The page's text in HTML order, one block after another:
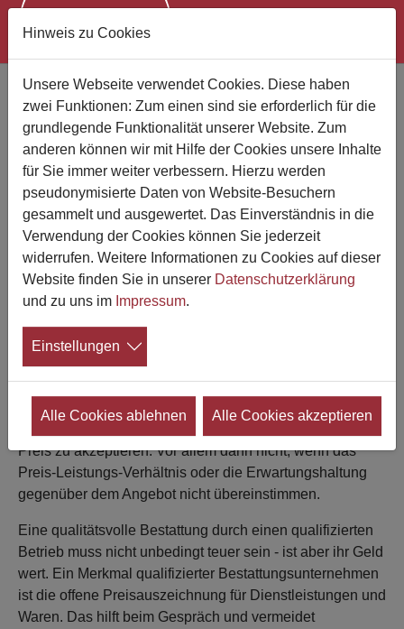
Leistungen und Preise
qualifizierter Betriebe
Qualität hat ihren Preis. Die meisten Menschen sind aber
Preis zu akzeptieren. Vor allem dann nicht, wenn das
Preis-Leistungs-Verhältnis oder die Erwartungshaltung
gegenüber dem Angebot nicht übereinstimmen.
Eine qualitätsvolle Bestattung durch einen qualifizierten
Betrieb muss nicht unbedingt teuer sein - ist aber ihr Geld
wert. Ein Merkmal qualifizierter Bestattungsunternehmen
ist die offene Preisauszeichnung für Dienstleistungen und
Waren. Das hilft beim Gespräch und vermeidet
Hinweis zu Cookies
Unsere Webseite verwendet Cookies. Diese haben
zwei Funktionen: Zum einen sind sie erforderlich für die
grundlegende Funktionalität unserer Website. Zum
anderen können wir mit Hilfe der Cookies unsere Inhalte
für Sie immer weiter verbessern. Hierzu werden
pseudonymisierte Daten von Website-Besuchern
gesammelt und ausgewertet. Das Einverständnis in die
Verwendung der Cookies können Sie jederzeit
widerrufen. Weitere Informationen zu Cookies auf dieser
Website finden Sie in unserer Datenschutzerklärung
und zu uns im Impressum.
Einstellungen
Alle Cookies ablehnen Alle Cookies akzeptieren